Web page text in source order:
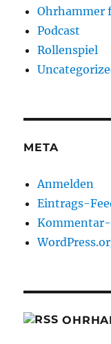
Ohrhammer
Podcast
Rollenspiel
META
Anmelden
Eintrags-
Kommentar-